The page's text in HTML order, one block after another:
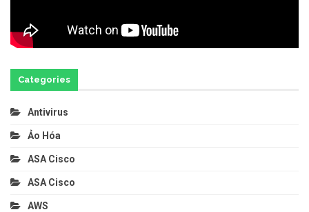
Categories
Antivirus
Ảo Hóa
ASA Cisco
ASA Cisco
AWS